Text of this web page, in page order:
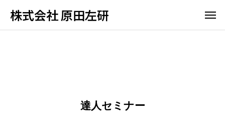
株式会社 原田左研
達人セミナー